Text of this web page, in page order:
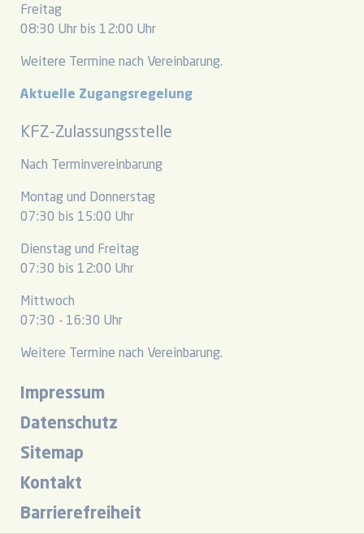
Freitag
08:30 Uhr bis 12:00 Uhr
Weitere Termine nach Vereinbarung.
Aktuelle Zugangsregelung
KFZ-Zulassungsstelle
Nach Terminvereinbarung
Montag und Donnerstag
07:30 bis 15:00 Uhr
Dienstag und Freitag
07:30 bis 12:00 Uhr
Mittwoch
07:30 - 16:30 Uhr
Weitere Termine nach Vereinbarung.
Impressum
Datenschutz
Sitemap
Kontakt
Barrierefreiheit